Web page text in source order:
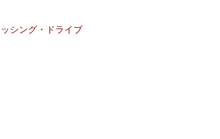
シング・ドライブ